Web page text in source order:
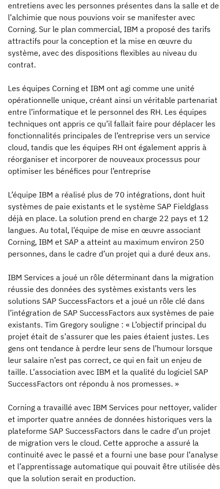
entretiens avec les personnes présentes dans la salle et de
l’alchimie que nous pouvions voir se manifester avec
Corning. Sur le plan commercial, IBM a proposé des tarifs
attractifs pour la conception et la mise en œuvre du
système, avec des dispositions flexibles au niveau du
contrat.
Les équipes Corning et IBM ont agi comme une unité
opérationnelle unique, créant ainsi un véritable partenariat
entre l’informatique et le personnel des RH. Les équipes
techniques ont appris ce qu’il fallait faire pour déplacer les
fonctionnalités principales de l’entreprise vers un service
cloud, tandis que les équipes RH ont également appris à
réorganiser et incorporer de nouveaux processus pour
optimiser les bénéfices pour l’entreprise
L’équipe IBM a réalisé plus de 70 intégrations, dont huit
systèmes de paie existants et le système SAP Fieldglass
déjà en place. La solution prend en charge 22 pays et 12
langues. Au total, l’équipe de mise en œuvre associant
Corning, IBM et SAP a atteint au maximum environ 250
personnes, dans le cadre d’un projet qui a duré deux ans.
IBM Services a joué un rôle déterminant dans la migration
réussie des données des systèmes existants vers les
solutions SAP SuccessFactors et a joué un rôle clé dans
l’intégration de SAP SuccessFactors aux systèmes de paie
existants. Tim Gregory souligne : « L’objectif principal du
projet était de s’assurer que les paies étaient justes. Les
gens ont tendance à perdre leur sens de l’humour lorsque
leur salaire n’est pas correct, ce qui en fait un enjeu de
taille. L’association avec IBM et la qualité du logiciel SAP
SuccessFactors ont répondu à nos promesses. »
Corning a travaillé avec IBM Services pour nettoyer, valider
et importer quatre années de données historiques vers la
plateforme SAP SuccessFactors dans le cadre d’un projet
de migration vers le cloud. Cette approche a assuré la
continuité avec le passé et a fourni une base pour l’analyse
et l’apprentissage automatique qui pouvait être utilisée dès
que la solution serait en production.